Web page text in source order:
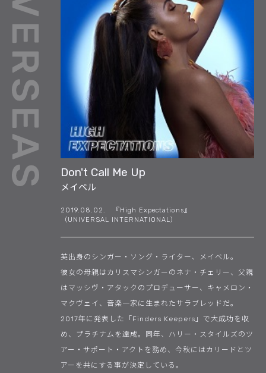
DJ
FAQ
ONLINESHOP
Don't Call Me Up
メイベル
2019.08.02. 『High Expectations』
（UNIVERSAL INTERNATIONAL）
英出身のシンガー・ソング・ライター、メイベル。
彼女の母親はカリスマシンガーのネナ・チェリー、父親
はマッシヴ・アタックのプロデューサー、キャメロン・
マクヴェイ、音楽一家に生まれたサラブレッドだ。
2017年に発表した「Finders Keepers」で大成功を収
め、プラチナムを達成。同年、ハリー・スタイルズのツ
アー・サポート・アクトを務め、今秋にはカリードとツ
アーを共にする事が決定している。